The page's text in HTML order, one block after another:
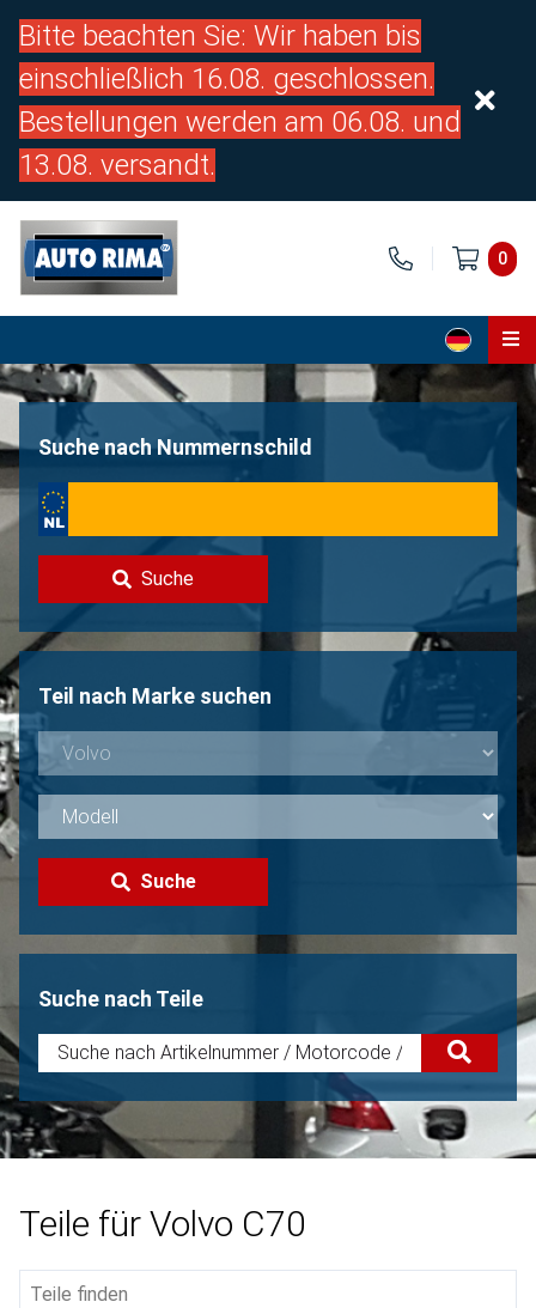
Bitte beachten Sie: Wir haben bis
einschließlich 16.08. geschlossen.
Bestellungen werden am 06.08. und
13.08. versandt.
0
Home
Über uns
Kontakt
Volvo Verkaufen?
Nicht gefunden?
Suche nach Nummernschild
Suche
Teil nach Marke suchen
Suche
Suche nach Teile
Teile für Volvo C70